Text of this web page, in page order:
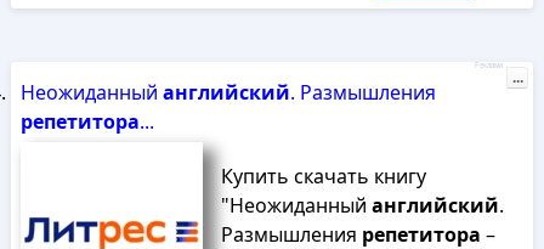
Неожиданный английский. Размышления
репетитора...
Купить скачать книгу
"Неожиданный английский.
Размышления репетитора –
Реклама
...